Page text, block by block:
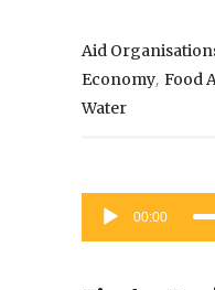
Aid
Economy, Food
Water
Reprodutor
00:00